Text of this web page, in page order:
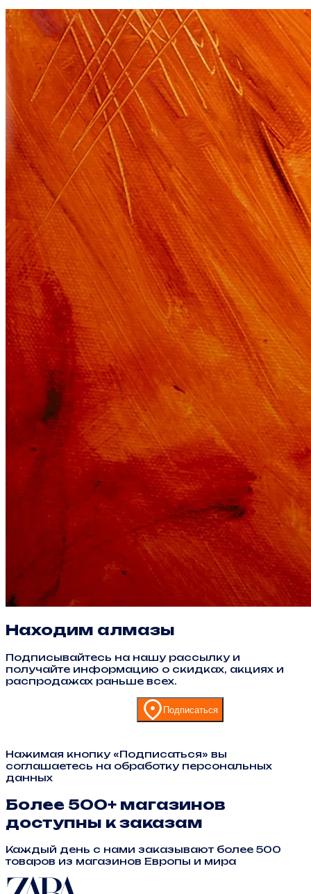
Находим алмазы
Подписывайтесь на нашу рассылку и
получайте информацию о скидках, акциях и
распродажах раньше всех.
Подписаться
Нажимая кнопку «Подписаться» вы
соглашаетесь на обработку персональных
данных
Более 500+ магазинов
доступны к заказам
Каждый день с нами заказывают более 500
товаров из магазинов Европы и мира